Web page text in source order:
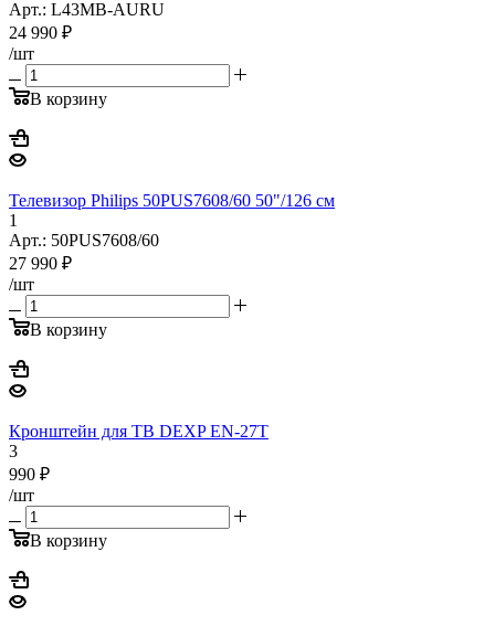
Арт.: L43MB-AURU
24 990 ₽
/шт
В корзину
Телевизор Philips 50PUS7608/60 50"/126 см
1
Арт.: 50PUS7608/60
27 990 ₽
/шт
В корзину
Кронштейн для ТВ DEXP EN-27T
3
990 ₽
/шт
В корзину